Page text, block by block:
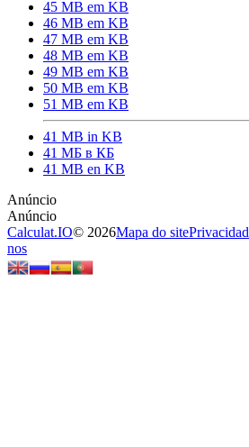
45 MB em KB
46 MB em KB
47 MB em KB
48 MB em KB
49 MB em KB
50 MB em KB
51 MB em KB
41 MB in KB
41 МБ в КБ
41 MB en KB
Calculat.IO© 2026Mapa do site
nos